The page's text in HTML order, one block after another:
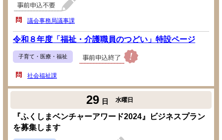
議会事務局議事課
令和８年度「福祉・介護職員のつどい」特設ページ
子育て・医療・福祉
社会福祉課
29 日 水曜日
『ふくしまベンチャーアワード2024』ビジネスプラン
を募集します